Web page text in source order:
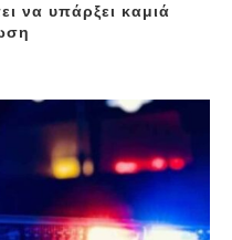
να υπάρξει καμιά